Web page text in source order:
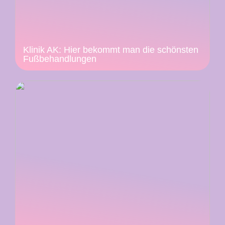
Klinik AK: Hier bekommt man die schönsten
Fußbehandlungen